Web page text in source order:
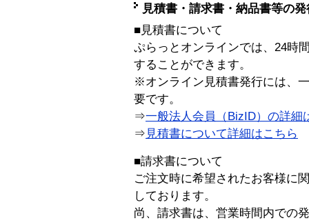
見積書・請求書・納品書等の
■見積書について
ぷらっとオンラインでは、24時
することができます。
※オンライン見積書発行には、
要です。
⇒一般法人会員（BizID）の詳細
⇒ 見積書について詳細はこちら
■請求書について
ご注文時に希望されたお客様に
しております。
尚、請求書は、営業時間内での